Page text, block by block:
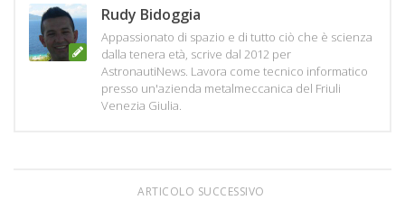
Rudy Bidoggia
Appassionato di spazio e di tutto ciò che è scienza
dalla tenera età, scrive dal 2012 per
AstronautiNews. Lavora come tecnico informatico
presso un'azienda metalmeccanica del Friuli
Venezia Giulia.
ARTICOLO SUCCESSIVO